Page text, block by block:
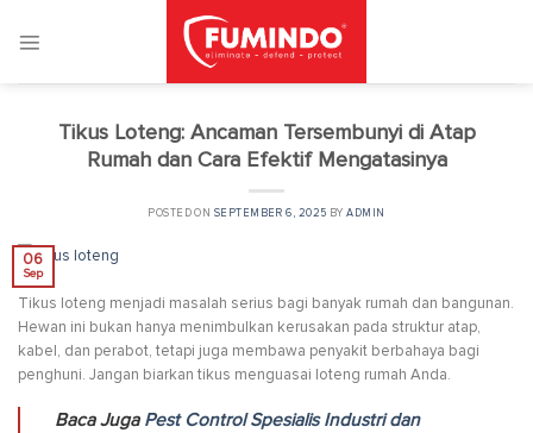
Tikus Loteng: Ancaman Tersembunyi di Atap
Rumah dan Cara Efektif Mengatasinya
POSTED ON SEPTEMBER 6, 2025 BYADMIN
06
Sep
Tikus loteng menjadi masalah serius bagi banyak rumah dan bangunan.
Hewan ini bukan hanya menimbulkan kerusakan pada struktur atap,
kabel, dan perabot, tetapi juga membawa penyakit berbahaya bagi
penghuni. Jangan biarkan tikus menguasai loteng rumah Anda.
Baca Juga Pest Control Spesialis Industri dan